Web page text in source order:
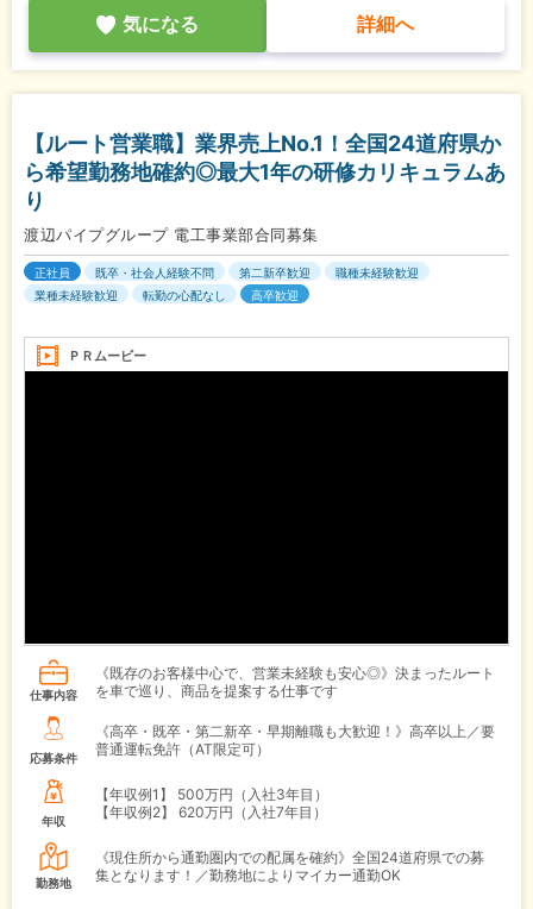
気になる 詳細へ
【ルート営業職】業界売上No.1！全国24道府県か
ら希望勤務地確約◎最大1年の研修カリキュラムあ
り
渡辺パイプグループ 電工事業部合同募集
正社員 既卒・社会人経験不問 第二新卒歓迎
職種未経験歓迎
業種未経験歓迎
転勤の心配なし 高卒歓迎
ＰＲムービー
仕事内容
《既存のお客様中心で、営業未経験も安心◎》決まったルート
を車で巡り、商品を提案する仕事です
応募条件
《高卒・既卒・第二新卒・早期離職も大歓迎！》高卒以上／要
普通運転免許（AT限定可）
年収
【年収例1】
500万円（入社3年目）
【年収例2】
620万円（入社7年目）
勤務地
《現住所から通勤圏内での配属を確約》全国24道府県での募
集となります！／勤務地によりマイカー通勤OK